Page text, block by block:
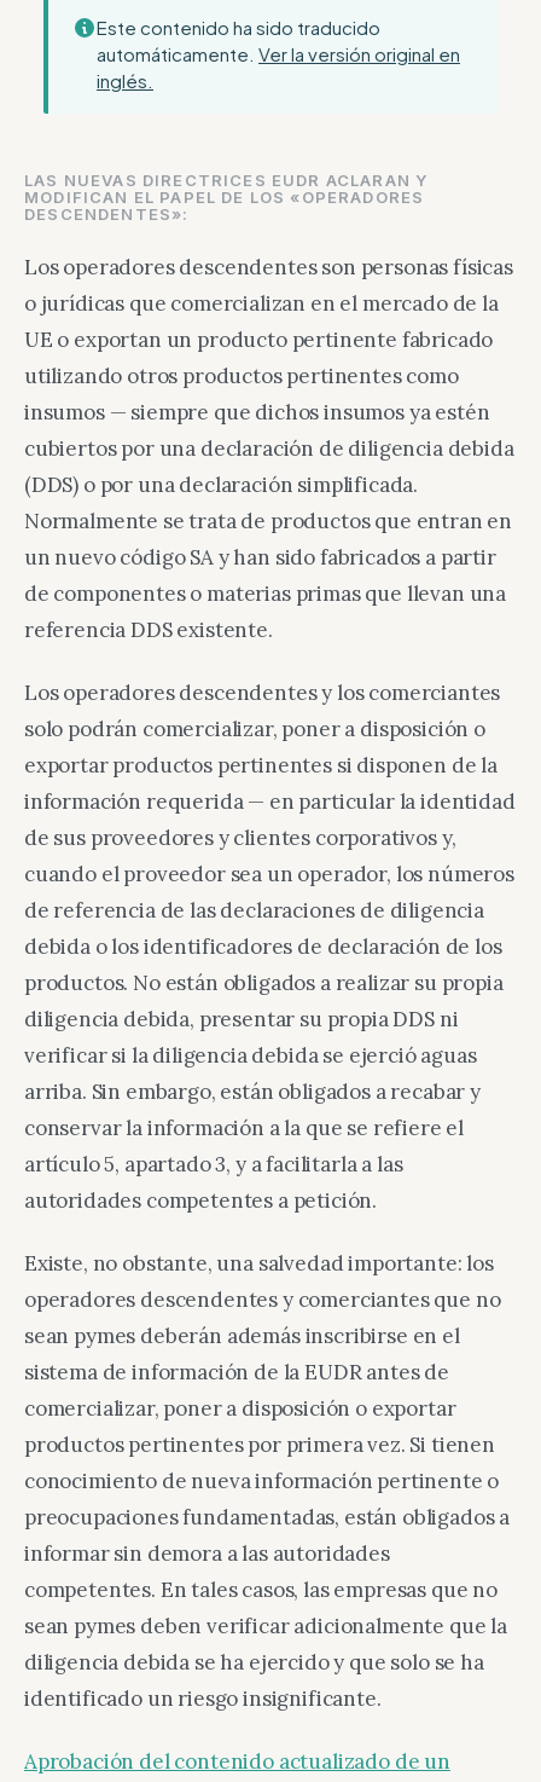
Este contenido ha sido traducido
automáticamente. Ver la versión original en
inglés.
LAS NUEVAS DIRECTRICES EUDR ACLARAN Y
MODIFICAN EL PAPEL DE LOS «OPERADORES
DESCENDENTES»:
Los operadores descendentes son personas físicas
o jurídicas que comercializan en el mercado de la
UE o exportan un producto pertinente fabricado
utilizando otros productos pertinentes como
insumos — siempre que dichos insumos ya estén
cubiertos por una declaración de diligencia debida
(DDS) o por una declaración simplificada.
Normalmente se trata de productos que entran en
un nuevo código SA y han sido fabricados a partir
de componentes o materias primas que llevan una
referencia DDS existente.
Los operadores descendentes y los comerciantes
solo podrán comercializar, poner a disposición o
exportar productos pertinentes si disponen de la
información requerida — en particular la identidad
de sus proveedores y clientes corporativos y,
cuando el proveedor sea un operador, los números
de referencia de las declaraciones de diligencia
debida o los identificadores de declaración de los
productos. No están obligados a realizar su propia
diligencia debida, presentar su propia DDS ni
verificar si la diligencia debida se ejerció aguas
arriba. Sin embargo, están obligados a recabar y
conservar la información a la que se refiere el
artículo 5, apartado 3, y a facilitarla a las
autoridades competentes a petición.
Existe, no obstante, una salvedad importante: los
operadores descendentes y comerciantes que no
sean pymes deberán además inscribirse en el
sistema de información de la EUDR antes de
comercializar, poner a disposición o exportar
productos pertinentes por primera vez. Si tienen
conocimiento de nueva información pertinente o
preocupaciones fundamentadas, están obligados a
informar sin demora a las autoridades
competentes. En tales casos, las empresas que no
sean pymes deben verificar adicionalmente que la
diligencia debida se ha ejercido y que solo se ha
identificado un riesgo insignificante.
Aprobación del contenido actualizado de un